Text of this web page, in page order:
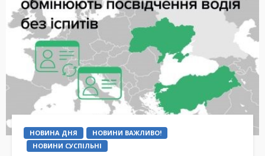
НОВИНА ДНЯ
НОВИНИ ВАЖЛИВО!
НОВИНИ СУСПІЛЬНІ